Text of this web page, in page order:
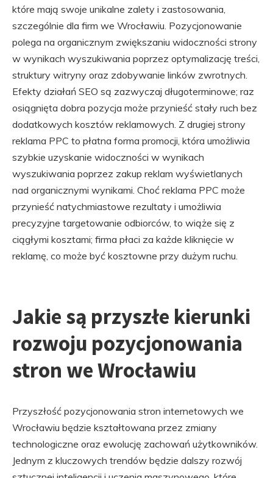
które mają swoje unikalne zalety i zastosowania,
szczególnie dla firm we Wrocławiu. Pozycjonowanie
polega na organicznym zwiększaniu widoczności strony
w wynikach wyszukiwania poprzez optymalizację treści,
struktury witryny oraz zdobywanie linków zwrotnych.
Efekty działań SEO są zazwyczaj długoterminowe; raz
osiągnięta dobra pozycja może przynieść stały ruch bez
dodatkowych kosztów reklamowych. Z drugiej strony
reklama PPC to płatna forma promocji, która umożliwia
szybkie uzyskanie widoczności w wynikach
wyszukiwania poprzez zakup reklam wyświetlanych
nad organicznymi wynikami. Choć reklama PPC może
przynieść natychmiastowe rezultaty i umożliwia
precyzyjne targetowanie odbiorców, to wiąże się z
ciągłymi kosztami; firma płaci za każde kliknięcie w
reklamę, co może być kosztowne przy dużym ruchu.
Jakie są przyszłe kierunki
rozwoju pozycjonowania
stron we Wrocławiu
Przyszłość pozycjonowania stron internetowych we
Wrocławiu będzie kształtowana przez zmiany
technologiczne oraz ewolucję zachowań użytkowników.
Jednym z kluczowych trendów będzie dalszy rozwój